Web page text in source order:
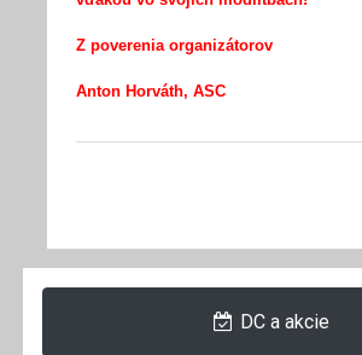
Z poverenia organizátorov
Anton Horváth, ASC
DC a akcie